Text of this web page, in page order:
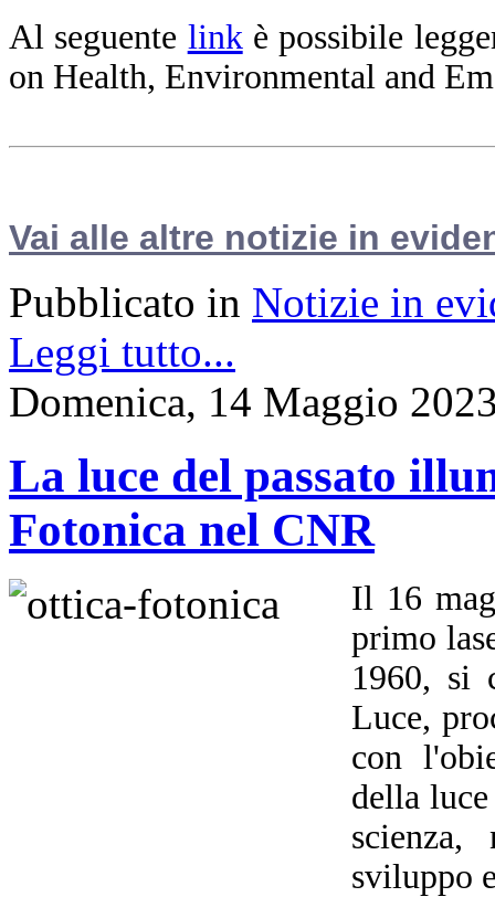
Al seguente link è possibile
on Health, Environmental and
Vai alle altre notizie in
Pubblicato in Notizie in
Leggi tutto...
Domenica, 14 Maggio
La luce del passato
Fotonica nel CNR
Il 16
primo
1960, si
Luce,
con
della
scienza,
sviluppo